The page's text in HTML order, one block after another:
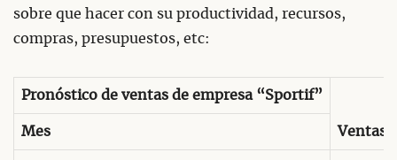
sobre que hacer con su productividad, recursos,
compras, presupuestos, etc:
Pronóstico de ventas de empresa “Sportif”
Mes Ventas